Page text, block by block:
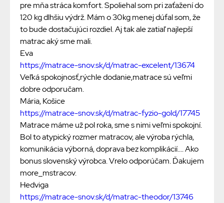
pre mňa stráca komfort. Spoliehal som pri zaťažení do
120 kg dlhšiu výdrž. Mám o 30kg menej dúfal som, že
to bude dostačujúci rozdiel. Aj tak ale zatiaľ najlepší
matrac aký sme mali.
Eva
https://matrace-snov.sk/d/matrac-excelent/13674
Veľká spokojnosť,rýchle dodanie,matrace sú veľmi
dobre odporučam.
Mária, Košice
https://matrace-snov.sk/d/matrac-fyzio-gold/17745
Matrace máme už pol roka, sme s nimi veľmi spokojní.
Bol to atypický rozmer matracov, ale výroba rýchla,
komunikácia výborná, doprava bez komplikácií.... Ako
bonus slovenský výrobca. Vrelo odporúčam. Ďakujem
more_mstracov.
Hedviga
https://matrace-snov.sk/d/matrac-theodor/13746